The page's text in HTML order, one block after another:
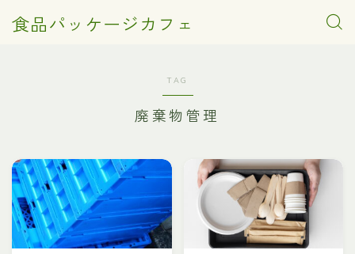
食品パッケージカフェ
TAG
廃棄物管理